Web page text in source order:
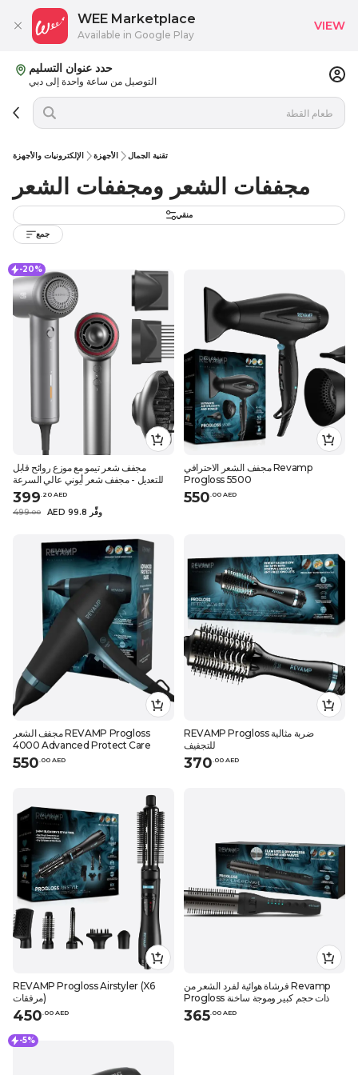
حدد عنوان التسليم
التوصيل من ساعة واحدة إلى دبي
الإلكترونيات والأجهزة الأجهزة تقنية الجمال
مجففات الشعر ومجففات الشعر
منقي
جمع
-20%
مجفف شعر تيمو مع موزع روائح قابل
للتعديل - مجفف شعر أيوني عالي السرعة
399.20 AED
499.00 AED 99.8 وفِّر
مجفف الشعر الاحترافي Revamp
Progloss 5500
550.00 AED
مجفف الشعر REVAMP Progloss
4000 Advanced Protect Care
550 00 AED
REVAMP Progloss ضربة مثالية
للتجفيف
370 00 AED
REVAMP Progloss Airstyler (X6
مرفقات)
450 00 AED
فرشاة هوائية لفرد الشعر من Revamp
Progloss ذات حجم كبير وموجة ساخنة
365 00 AED
-5%
WEE Marketplace
Available in Google Play
VIEW